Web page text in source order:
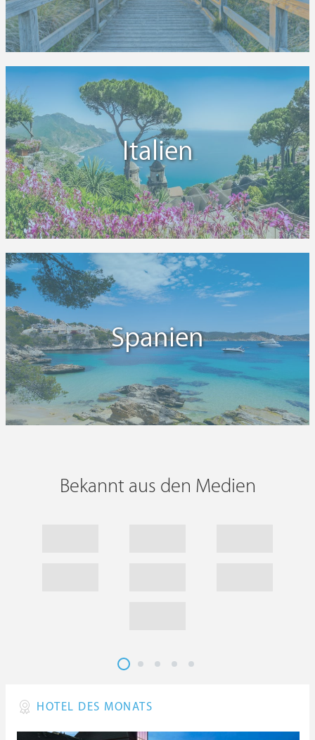
Italien
Spanien
Bekannt aus den Medien
HOTEL DES MONATS